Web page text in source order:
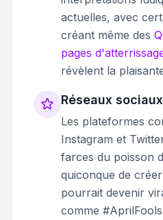
actuelles, avec
créant même des
pages
révèlent la
Réseaux
Les plateformes
Instagram et
farces du poisson
quiconque de
pourrait devenir
comme